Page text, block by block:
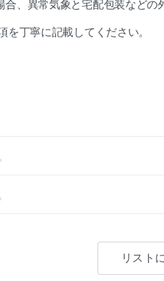
合、異常気象と宅配包装など
を丁寧に記載してください。
リスト